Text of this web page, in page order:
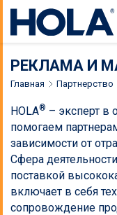
РЕКЛАМА И
Главная Партнерство
HOLA® – эксперт в
помогаем
зависимости от
Сфера
поставкой
включает в себя
сопровождение